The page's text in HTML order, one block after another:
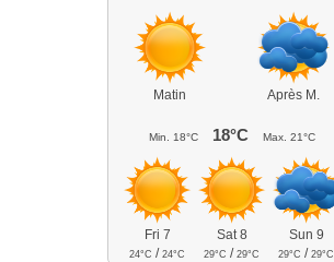
Matin Après M.
Min. 18°C 18°C Max. 21°C
Fri 7
24°C /24°C
Sat 8
29°C /29°C
Sun 9
29°C /29°C